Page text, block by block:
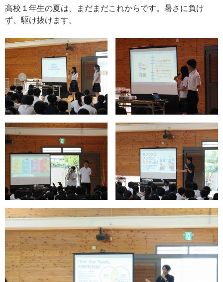
高校１年生の夏は、まだまだこれからです。暑さに負け
ず、駆け抜けます。